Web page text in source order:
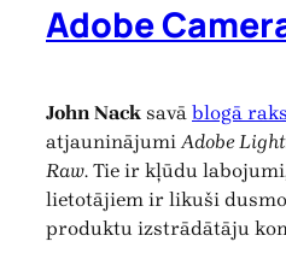
Adobe
John Nack savā blogā
atjauninājumiAdobe
Raw. Tie ir kļūdu
lietotājiem ir likuši
produktu izstrādātāju